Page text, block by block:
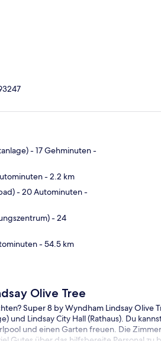
- 17 Gehminuten-
- 2.2 km
- 20 Autominuten-
- 24
- 54.5 km
Olive Tree
Super 8 by Wyndham Lindsay Olive
und Lindsay City Hall (Rathaus). Du
und einen Garten freuen. Die